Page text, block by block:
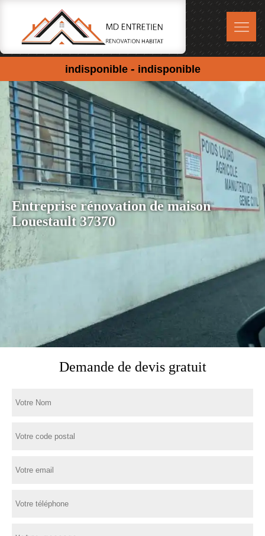
indisponible - indisponible
Entreprise rénovation de maison
Louestault 37370
Demande de devis gratuit